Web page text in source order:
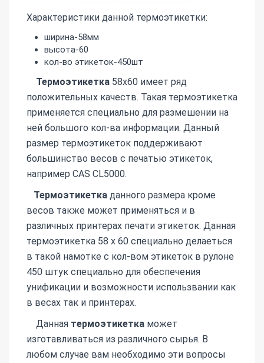
Характеристики данной термоэтикетки:
ширина-58мм
высота-60
кол-во этикеток-450шт
Термоэтикетка 58х60 имеет ряд
положительных качеств. Такая термоэтикетка
применяется специально для размешении на
ней большого кол-ва информации. Данный
размер термоэтикеток поддерживают
большинство весов с печатью этикеток,
например CAS CL5000.
Термоэтикетка данного размера кроме
весов также может применяться и в
различных принтерах печати этикеток. Данная
термоэтикетка 58 х 60 специально делаеться
в такой намотке с кол-вом этикеток в рулоне
450 штук специально для обеспечения
унификации и возможности использвании как
в весах так и принтерах.
Данная термоэтикетка может
изготавливаться из различного сырья. В
любом случае вам необходимо эти вопросы